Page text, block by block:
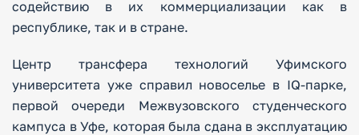
содействию в их коммерциализации как в
республике, так и в стране.
Центр трансфера технологий Уфимского
университета уже справил новоселье в IQ-парке,
первой очереди Межвузовского студенческого
кампуса в Уфе, которая была сдана в эксплуатацию